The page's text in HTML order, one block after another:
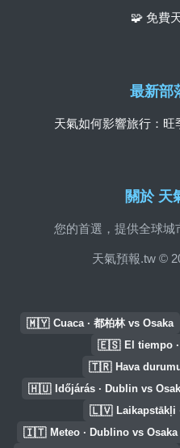
關於 天
您的首選，提供全球城
天氣預報.tw ©
🧩 免費
最新部
天氣如何影響旅行：
🇲🇾 Cuaca · 都柏林 vs Osaka
🇪🇸 El tiempo
🇹🇷 Hava
🇭🇺 Időjárás · Dublin vs
🇱🇻 Laikapstākļi
🇮🇹 Meteo · Dublino vs Osaka